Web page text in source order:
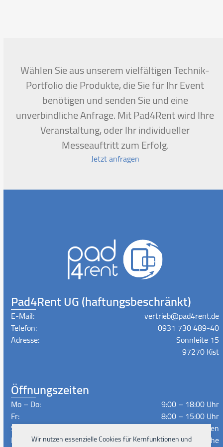
Wir nutzen essenzielle Cookies für Kernfunktionen und
first
slide
Wählen Sie aus unserem vielfältigen Technik-
Portfolio die Produkte, die Sie für Ihr Event
benötigen und senden Sie und eine
unverbindliche Anfrage. Mit Pad4Rent wird Ihre
Veranstaltung, oder Ihr individueller
Messeauftritt zum Erfolg.
Jetzt anfragen
Pad4Rent UG (haftungsbeschränkt)
E-Mail:
vertrieb@pad4rent.de
Telefon:
0931 730 489-40
Adresse:
Sonnleite 15
97270 Kist
Öffnungszeiten
Mo – Do:
9:00 – 18:00 Uhr
Fr:
8:00 – 15:00 Uhr
Sa – So:
Geschlossen
Lieferzeiten:
Nach Absprache